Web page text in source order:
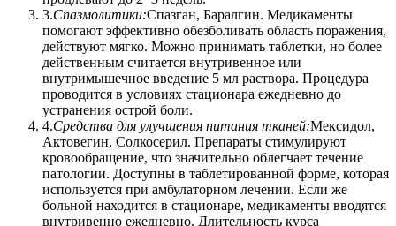
3.Спазмолитики:Спазган, Баралгин. Медикаменты
помогают эффективно обезболивать область поражения,
действуют мягко. Можно принимать таблетки, но более
действенным считается внутривенное или
внутримышечное введение 5 мл раствора. Процедура
проводится в условиях стационара ежедневно до
устранения острой боли.
4.Средства для улучшения питания тканей:Мексидол,
Актовегин, Солкосерил. Препараты стимулируют
кровообращение, что значительно облегчает течение
патологии. Доступны в таблетированной форме, которая
используется при амбулаторном лечении. Если же
больной находится в стационаре, медикаменты вводятся
внутривенно ежедневно. Длительность курса